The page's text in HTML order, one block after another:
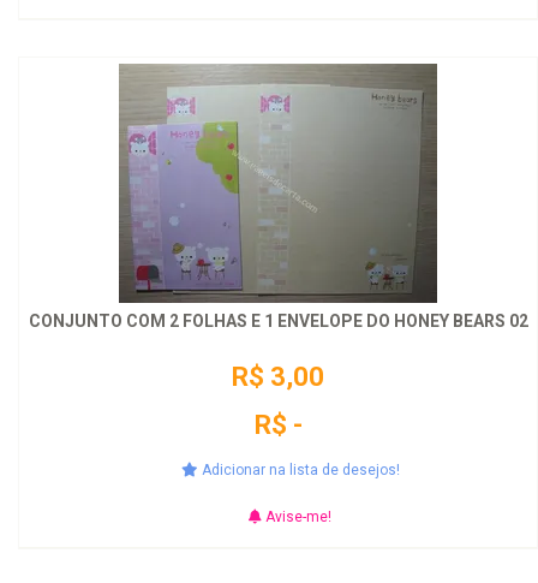
CONJUNTO COM 2 FOLHAS E 1 ENVELOPE DO HONEY BEARS 02
R$ 3,00
R$ -
Adicionar na lista de desejos!
Avise-me!